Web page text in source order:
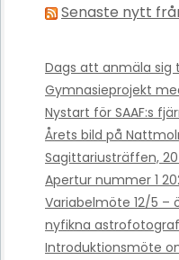
Senaste nytt
Dags att anmäla sig
Gymnasieprojekt
Nystart för SAAF:s
Årets bild på
Sagittariusträffen,
Apertur nummer 1
Variabelmöte 12/5 –
nyfikna
Introduktionsmöte